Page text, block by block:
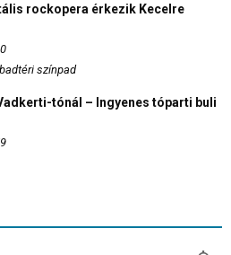
rockopera érkezik Kecelre
színpad
tónál – Ingyenes tóparti buli